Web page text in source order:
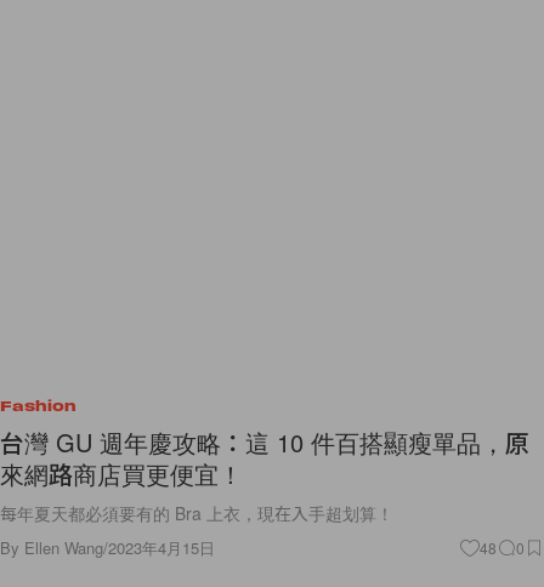
Fashion
台灣 GU 週年慶攻略：這 10 件百搭顯瘦單品，原
來網路商店買更便宜！
每年夏天都必須要有的 Bra 上衣，現在入手超划算！
By Ellen Wang/2023年4月15日 48 0